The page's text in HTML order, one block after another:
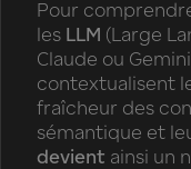
Pour
les LLM (Large
Claude ou
contextualisent
fraîcheur des
sémantique et
devient ainsi un